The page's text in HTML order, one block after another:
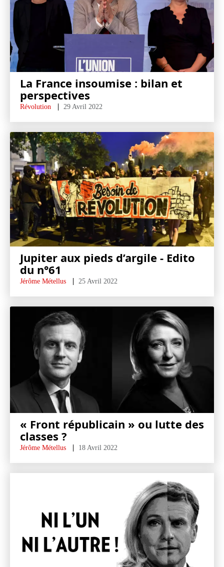
La France insoumise : bilan et
perspectives
Révolution 29 Avril 2022
Jupiter aux pieds d’argile - Edito
du n°61
Jérôme Métellus 25 Avril 2022
« Front républicain » ou lutte des
classes ?
Jérôme Métellus 18 Avril 2022